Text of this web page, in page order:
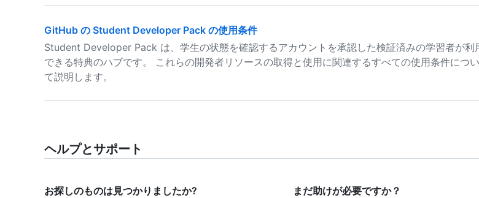
GitHub の Student Developer Pack の使用条件
Student Developer Pack は、学生の状態を確認するアカウントを承認した検証済みの学習者が利
できる特典のハブです。 これらの開発者リソースの取得と使用に関連するすべての使用条件につい
て説明します。
ヘルプとサポート
お探しのものは見つかりましたか? まだ助けが必要ですか？